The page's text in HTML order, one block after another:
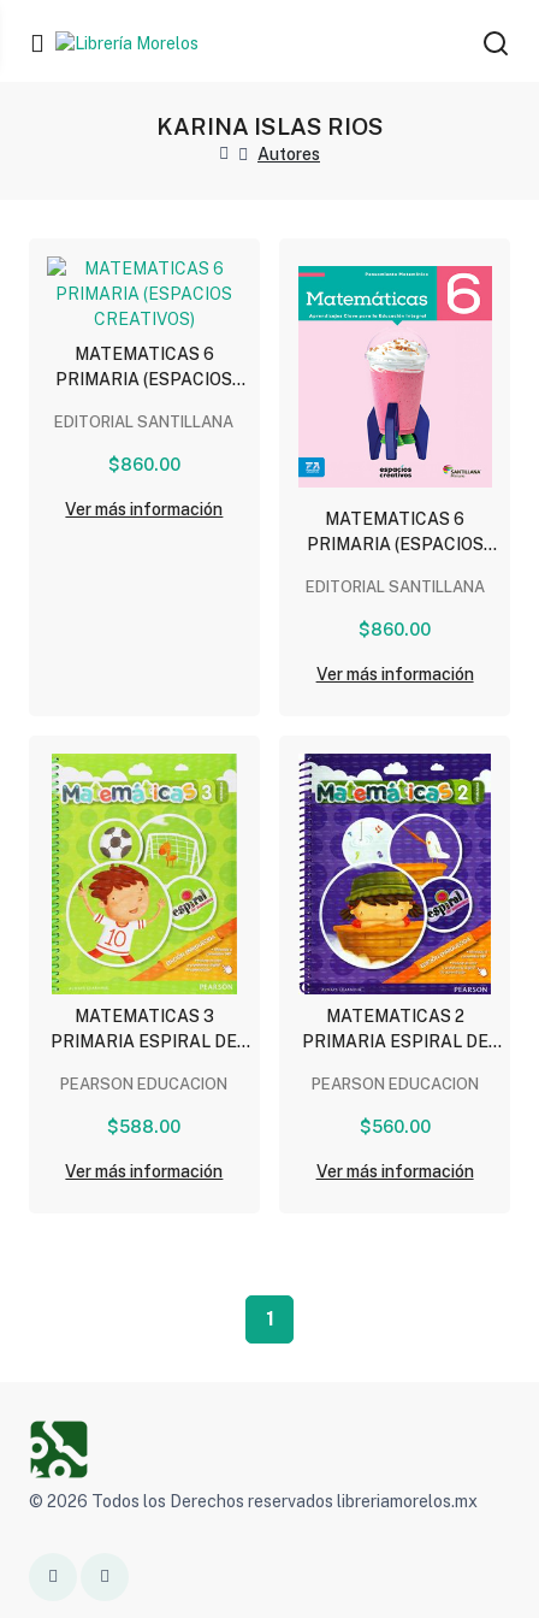
KARINA ISLAS RIOS
Autores
MATEMATICAS 6
PRIMARIA (ESPACIOS
EDITORIAL SANTILLANA
$860.00
Ver más información
MATEMATICAS 6
PRIMARIA (ESPACIOS
EDITORIAL SANTILLANA
$860.00
Ver más información
MATEMATICAS 3
PRIMARIA ESPIRAL DE
ENRIQUECIDA)
PEARSON EDUCACION
$588.00
Ver más información
MATEMATICAS 2
PRIMARIA ESPIRAL DE
ENRIQUECIDA)
PEARSON EDUCACION
$560.00
Ver más información
1
© 2026 Todos los Derechos reservados libreriamorelos.mx